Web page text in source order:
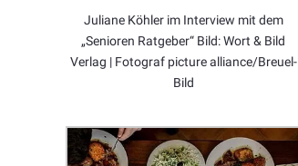
Juliane Köhler im Interview mit dem
„Senioren Ratgeber“ Bild: Wort & Bild
Verlag | Fotograf picture alliance/Breuel-
Bild